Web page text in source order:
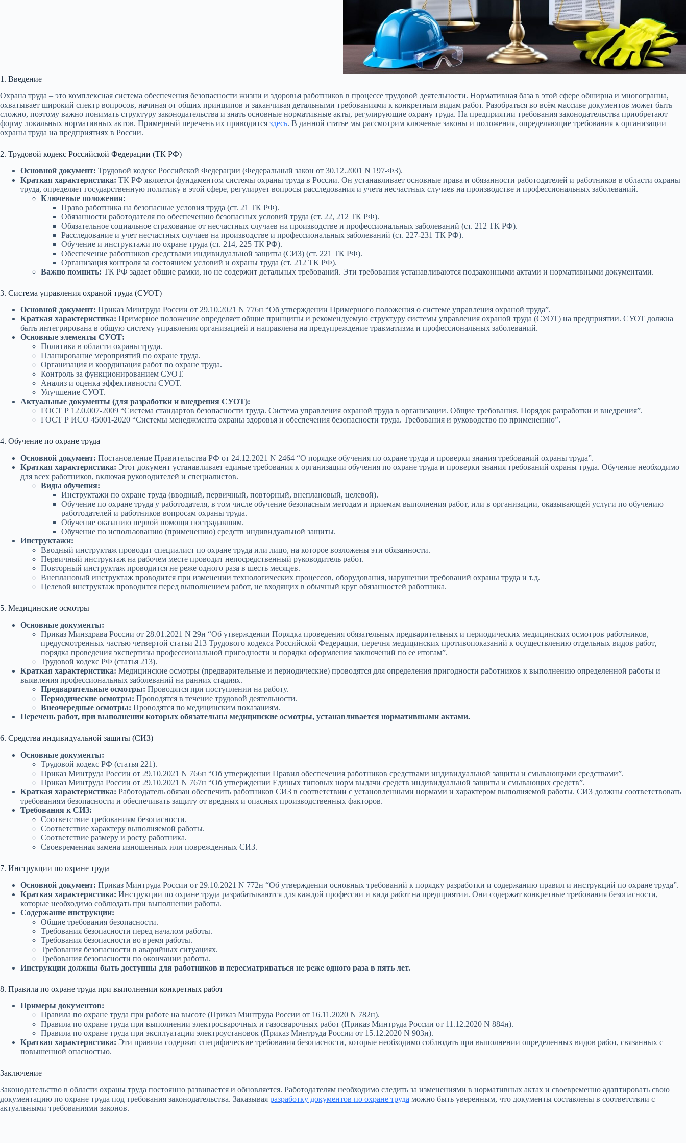
1. Введение
Охрана труда – это комплексная система обеспечения безопасности жизни и здоровья работников в процессе трудовой деятельности. Нормативная база в этой сфере обширна и многогранна,
охватывает широкий спектр вопросов, начиная от общих принципов и заканчивая детальными требованиями к конкретным видам работ. Разобраться во всём массиве документов может быть
сложно, поэтому важно понимать структуру законодательства и знать основные нормативные акты, регулирующие охрану труда. На предприятии требования законодательства приобретают
форму локальных нормативных актов. Примерный перечень их приводится здесь. В данной статье мы рассмотрим ключевые законы и положения, определяющие требования к организации
охраны труда на предприятиях в России.
2. Трудовой кодекс Российской Федерации (ТК РФ)
Основной документ: Трудовой кодекс Российской Федерации (Федеральный закон от 30.12.2001 N 197-ФЗ).
Краткая характеристика: ТК РФ является фундаментом системы охраны труда в России. Он устанавливает основные права и обязанности работодателей и работников в области охраны
труда, определяет государственную политику в этой сфере, регулирует вопросы расследования и учета несчастных случаев на производстве и профессиональных заболеваний.
Ключевые положения:
Право работника на безопасные условия труда (ст. 21 ТК РФ).
Обязанности работодателя по обеспечению безопасных условий труда (ст. 22, 212 ТК РФ).
Обязательное социальное страхование от несчастных случаев на производстве и профессиональных заболеваний (ст. 212 ТК РФ).
Расследование и учет несчастных случаев на производстве и профессиональных заболеваний (ст. 227-231 ТК РФ).
Обучение и инструктажи по охране труда (ст. 214, 225 ТК РФ).
Обеспечение работников средствами индивидуальной защиты (СИЗ) (ст. 221 ТК РФ).
Организация контроля за состоянием условий и охраны труда (ст. 212 ТК РФ).
Важно помнить: ТК РФ задает общие рамки, но не содержит детальных требований. Эти требования устанавливаются подзаконными актами и нормативными документами.
3. Система управления охраной труда (СУОТ)
Основной документ: Приказ Минтруда России от 29.10.2021 N 776н “Об утверждении Примерного положения о системе управления охраной труда”.
Краткая характеристика: Примерное положение определяет общие принципы и рекомендуемую структуру системы управления охраной труда (СУОТ) на предприятии. СУОТ должна
быть интегрирована в общую систему управления организацией и направлена на предупреждение травматизма и профессиональных заболеваний.
Основные элементы СУОТ:
Политика в области охраны труда.
Планирование мероприятий по охране труда.
Организация и координация работ по охране труда.
Контроль за функционированием СУОТ.
Анализ и оценка эффективности СУОТ.
Улучшение СУОТ.
Актуальные документы (для разработки и внедрения СУОТ):
ГОСТ Р 12.0.007-2009 “Система стандартов безопасности труда. Система управления охраной труда в организации. Общие требования. Порядок разработки и внедрения”.
ГОСТ Р ИСО 45001-2020 “Системы менеджмента охраны здоровья и обеспечения безопасности труда. Требования и руководство по применению”.
4. Обучение по охране труда
Основной документ: Постановление Правительства РФ от 24.12.2021 N 2464 “О порядке обучения по охране труда и проверки знания требований охраны труда”.
Краткая характеристика: Этот документ устанавливает единые требования к организации обучения по охране труда и проверки знания требований охраны труда. Обучение необходимо
для всех работников, включая руководителей и специалистов.
Виды обучения:
Инструктажи по охране труда (вводный, первичный, повторный, внеплановый, целевой).
Обучение по охране труда у работодателя, в том числе обучение безопасным методам и приемам выполнения работ, или в организации, оказывающей услуги по обучению
работодателей и работников вопросам охраны труда.
Обучение оказанию первой помощи пострадавшим.
Обучение по использованию (применению) средств индивидуальной защиты.
Инструктажи:
Вводный инструктаж проводит специалист по охране труда или лицо, на которое возложены эти обязанности.
Первичный инструктаж на рабочем месте проводит непосредственный руководитель работ.
Повторный инструктаж проводится не реже одного раза в шесть месяцев.
Внеплановый инструктаж проводится при изменении технологических процессов, оборудования, нарушении требований охраны труда и т.д.
Целевой инструктаж проводится перед выполнением работ, не входящих в обычный круг обязанностей работника.
5. Медицинские осмотры
Основные документы:
Приказ Минздрава России от 28.01.2021 N 29н “Об утверждении Порядка проведения обязательных предварительных и периодических медицинских осмотров работников,
предусмотренных частью четвертой статьи 213 Трудового кодекса Российской Федерации, перечня медицинских противопоказаний к осуществлению отдельных видов работ,
порядка проведения экспертизы профессиональной пригодности и порядка оформления заключений по ее итогам”.
Трудовой кодекс РФ (статья 213).
Краткая характеристика: Медицинские осмотры (предварительные и периодические) проводятся для определения пригодности работников к выполнению определенной работы и
выявления профессиональных заболеваний на ранних стадиях.
Предварительные осмотры: Проводятся при поступлении на работу.
Периодические осмотры: Проводятся в течение трудовой деятельности.
Внеочередные осмотры: Проводятся по медицинским показаниям.
Перечень работ, при выполнении которых обязательны медицинские осмотры, устанавливается нормативными актами.
6. Средства индивидуальной защиты (СИЗ)
Основные документы:
Трудовой кодекс РФ (статья 221).
Приказ Минтруда России от 29.10.2021 N 766н “Об утверждении Правил обеспечения работников средствами индивидуальной защиты и смывающими средствами”.
Приказ Минтруда России от 29.10.2021 N 767н “Об утверждении Единых типовых норм выдачи средств индивидуальной защиты и смывающих средств”.
Краткая характеристика: Работодатель обязан обеспечить работников СИЗ в соответствии с установленными нормами и характером выполняемой работы. СИЗ должны соответствовать
требованиям безопасности и обеспечивать защиту от вредных и опасных производственных факторов.
Требования к СИЗ:
Соответствие требованиям безопасности.
Соответствие характеру выполняемой работы.
Соответствие размеру и росту работника.
Своевременная замена изношенных или поврежденных СИЗ.
7. Инструкции по охране труда
Основной документ: Приказ Минтруда России от 29.10.2021 N 772н “Об утверждении основных требований к порядку разработки и содержанию правил и инструкций по охране труда”.
Краткая характеристика: Инструкции по охране труда разрабатываются для каждой профессии и вида работ на предприятии. Они содержат конкретные требования безопасности,
которые необходимо соблюдать при выполнении работы.
Содержание инструкции:
Общие требования безопасности.
Требования безопасности перед началом работы.
Требования безопасности во время работы.
Требования безопасности в аварийных ситуациях.
Требования безопасности по окончании работы.
Инструкции должны быть доступны для работников и пересматриваться не реже одного раза в пять лет.
8. Правила по охране труда при выполнении конкретных работ
Примеры документов:
Правила по охране труда при работе на высоте (Приказ Минтруда России от 16.11.2020 N 782н).
Правила по охране труда при выполнении электросварочных и газосварочных работ (Приказ Минтруда России от 11.12.2020 N 884н).
Правила по охране труда при эксплуатации электроустановок (Приказ Минтруда России от 15.12.2020 N 903н).
Краткая характеристика: Эти правила содержат специфические требования безопасности, которые необходимо соблюдать при выполнении определенных видов работ, связанных с
повышенной опасностью.
Заключение
Законодательство в области охраны труда постоянно развивается и обновляется. Работодателям необходимо следить за изменениями в нормативных актах и своевременно адаптировать свою
документацию по охране труда под требования законодательства. Заказывая разработку документов по охране труда можно быть уверенным, что документы составлены в соответствии с
актуальными требованиями законов.